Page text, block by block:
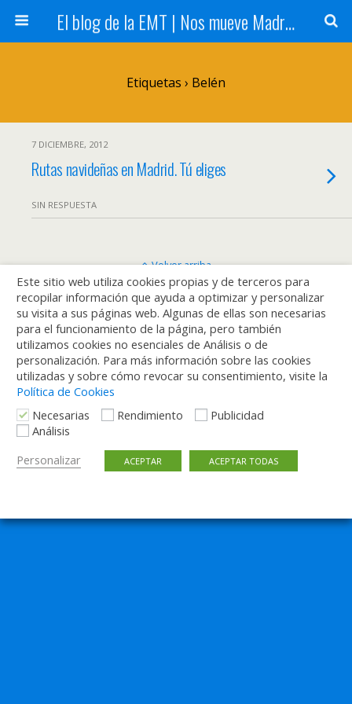
El blog de la EMT | Nos mueve Madrid
Etiquetas › Belén
7 DICIEMBRE, 2012
Rutas navideñas en Madrid. Tú eliges
SIN RESPUESTA
Volver arriba
Móvil Escritorio
Este sitio web utiliza cookies propias y de terceros para
recopilar información que ayuda a optimizar y personalizar
su visita a sus páginas web. Algunas de ellas son necesarias
para el funcionamiento de la página, pero también
utilizamos cookies no esenciales de Análisis o de
personalización. Para más información sobre las cookies
utilizadas y sobre cómo revocar su consentimiento, visite la
Política de Cookies
Necesarias
Rendimiento
Publicidad
Análisis
Personalizar
ACEPTAR ACEPTAR TODAS